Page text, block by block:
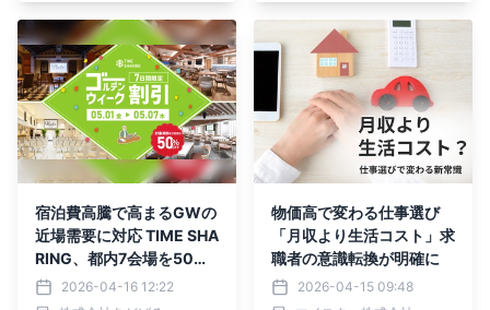
宿泊費高騰で高まるGWの
近場需要に対応 TIME SHA
RING、都内7会場を50％
OFFで提供
2026-04-16 12:22
物価高で変わる仕事選び
「月収より生活コスト」求
職者の意識転換が明確に
2026-04-15 09:48